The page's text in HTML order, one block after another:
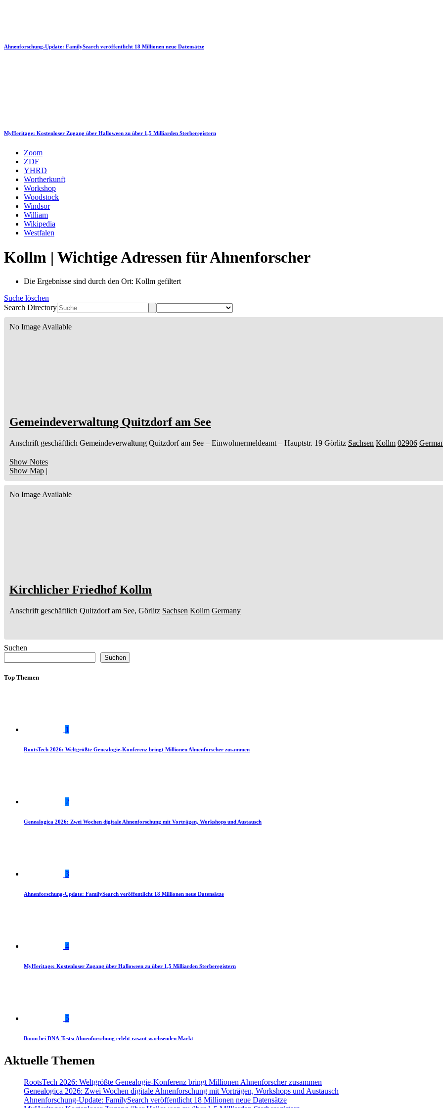
Ahnenforschung-Update: FamilySearch veröffentlicht 18 Millionen neue Datensätze
MyHeritage: Kostenloser Zugang über Halloween zu über 1,5 Milliarden Sterberegistern
Zoom
ZDF
YHRD
Wortherkunft
Workshop
Woodstock
Windsor
William
Wikipedia
Westfalen
Kollm | Wichtige Adressen für Ahnenforscher
Die Ergebnisse sind durch den Ort: Kollm gefiltert
Suche löschen
Search Directory
No Image Available
Gemeindeverwaltung Quitzdorf am See
Anschrift geschäftlich Gemeindeverwaltung Quitzdorf am See – Einwohnermeldeamt – Hauptstr. 19 Görlitz Sachsen Kollm 02906
Show Notes
Show Map |
No Image Available
Kirchlicher Friedhof Kollm
Anschrift geschäftlich Quitzdorf am See, Görlitz Sachsen Kollm Germany
Suchen
Suchen
Top Themen
1
RootsTech 2026: Weltgrößte Genealogie-Konferenz bringt Millionen Ahnenforscher zusammen
2
Genealogica 2026: Zwei Wochen digitale Ahnenforschung mit Vorträgen, Workshops und Austausch
3
Ahnenforschung-Update: FamilySearch veröffentlicht 18 Millionen neue Datensätze
4
MyHeritage: Kostenloser Zugang über Halloween zu über 1,5 Milliarden Sterberegistern
5
Boom bei DNA-Tests: Ahnenforschung erlebt rasant wachsenden Markt
Aktuelle Themen
RootsTech 2026: Weltgrößte Genealogie-Konferenz bringt Millionen Ahnenforscher zusammen
Genealogica 2026: Zwei Wochen digitale Ahnenforschung mit Vorträgen, Workshops und Austausch
Ahnenforschung-Update: FamilySearch veröffentlicht 18 Millionen neue Datensätze